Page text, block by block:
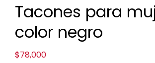
Tacones para
color negro
$78,000